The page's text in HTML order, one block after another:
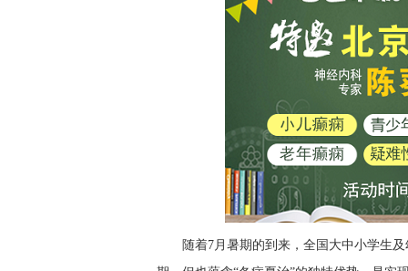
随着7月暑期的到来，全国大中小学生